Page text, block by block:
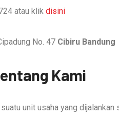
atau klik disini
No. 47 Cibiru Bandung
Kami
unit usaha yang